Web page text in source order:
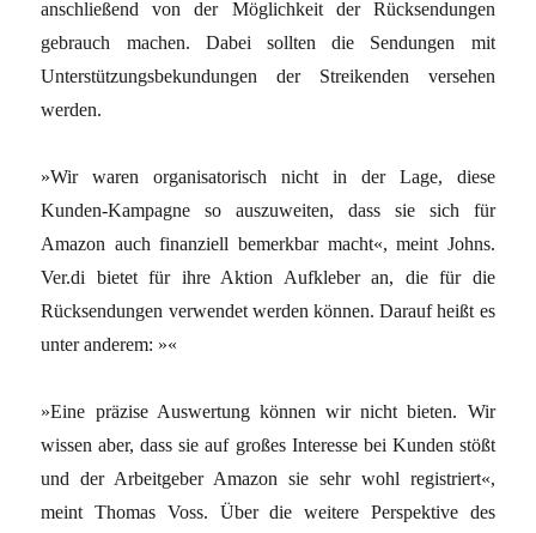
anschließend von der Möglichkeit der Rücksendungen
gebrauch machen. Dabei sollten die Sendungen mit
Unterstützungsbekundungen der Streikenden versehen
werden.
»Wir waren organisatorisch nicht in der Lage, diese
Kunden-Kampagne so auszuweiten, dass sie sich für
Amazon auch finanziell bemerkbar macht«, meint Johns.
Ver.di bietet für ihre Aktion Aufkleber an, die für die
Rücksendungen verwendet werden können. Darauf heißt es
unter anderem: »«
»Eine präzise Auswertung können wir nicht bieten. Wir
wissen aber, dass sie auf großes Interesse bei Kunden stößt
und der Arbeitgeber Amazon sie sehr wohl registriert«,
meint Thomas Voss. Über die weitere Perspektive des